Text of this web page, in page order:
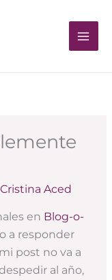
Cristina Aced
en Blog-o-
a responder
post no va a
al año,